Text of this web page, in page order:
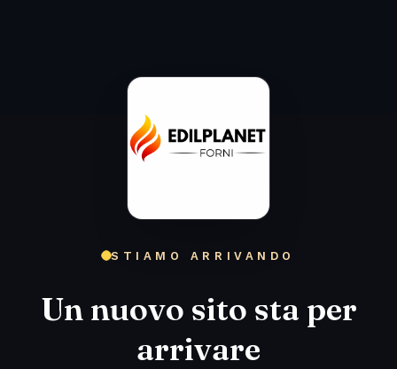
STIAMO ARRIVANDO
Un nuovo sito sta per
arrivare